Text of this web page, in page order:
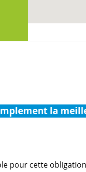
la
pour cette